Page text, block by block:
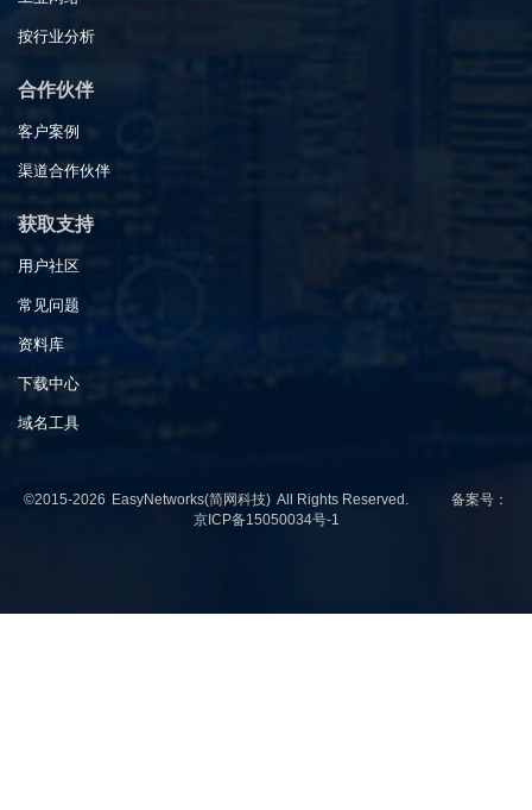
按行业分析
合作伙伴
客户案例
渠道合作伙伴
获取支持
用户社区
常见问题
资料库
下载中心
域名工具
©2015-2026 EasyNetworks(简网科技) All Rights Reserved. 备案号：
京ICP备15050034号-1